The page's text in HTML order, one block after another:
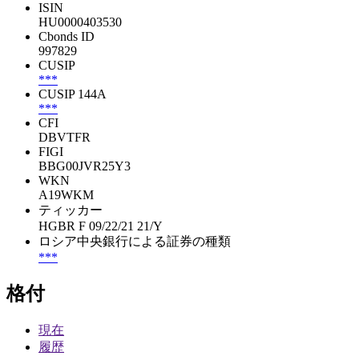
ISIN
HU0000403530
Cbonds ID
997829
CUSIP
***
CUSIP 144A
***
CFI
DBVTFR
FIGI
BBG00JVR25Y3
WKN
A19WKM
ティッカー
HGBR F 09/22/21 21/Y
ロシア中央銀行による証券の種類
***
格付
現在
履歴